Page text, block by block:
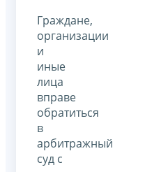
Граждане,
организации
и
иные
лица
вправе
обратиться
в
арбитражный
суд с